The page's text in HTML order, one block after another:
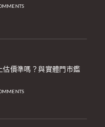
估價準嗎？與實體門市鑑